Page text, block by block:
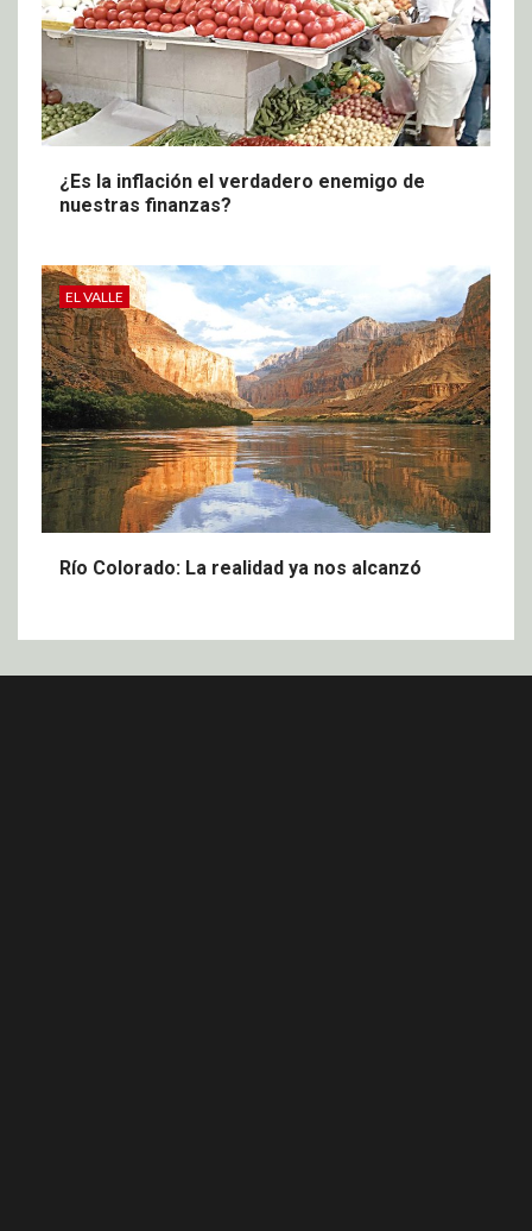
¿Es la inflación el verdadero enemigo de
nuestras finanzas?
EL VALLE
Río Colorado: La realidad ya nos alcanzó